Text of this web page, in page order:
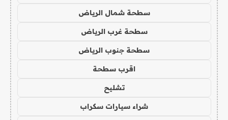
سطحة شمال الرياض
سطحة غرب الرياض
سطحة جنوب الرياض
اقرب سطحة
تشليح
شراء سيارات سكراب